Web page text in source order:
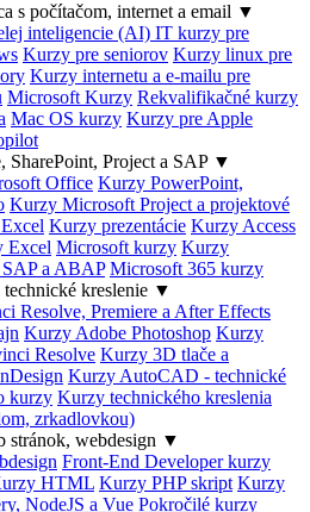
s počítačom, internet a email ▼
inteligencie (AI) IT kurzy pre
Kurzy pre seniorov Kurzy linux pre
Kurzy internetu a e-mailu pre
Microsoft Kurzy Rekvalifikačné kurzy
Mac OS kurzy Kurzy pre Apple
Project a SAP ▼
Office Kurzy PowerPoint,
Kurzy Microsoft Project a projektové
Kurzy prezentácie Kurzy Access
Excel Microsoft kurzy Kurzy
a ABAP Microsoft 365 kurzy
kreslenie ▼
Resolve, Premiere a After Effects
Kurzy Adobe Photoshop Kurzy
Resolve Kurzy 3D tlače a
Kurzy AutoCAD - technické
kurzy Kurzy technického kreslenia
zrkadlovkou)
stránok, webdesign ▼
Front-End Developer kurzy
HTML Kurzy PHP skript Kurzy
NodeJS a Vue Pokročilé kurzy